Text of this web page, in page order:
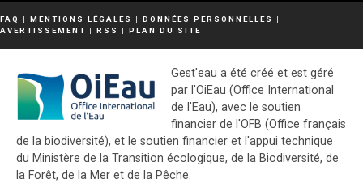
FAQ | MENTIONS LÉGALES | DONNÉES PERSONNELLES
|
AVERTISSEMENT | RSS | PLAN DU SITE
Gest'eau a été créé et est géré
par l'OiEau (Office International
de l'Eau), avec le soutien
financier de l'OFB (Office français
de la biodiversité), et le soutien financier et l'appui technique
du Ministère de la Transition écologique, de la Biodiversité, de
la Forêt, de la Mer et de la Pêche.